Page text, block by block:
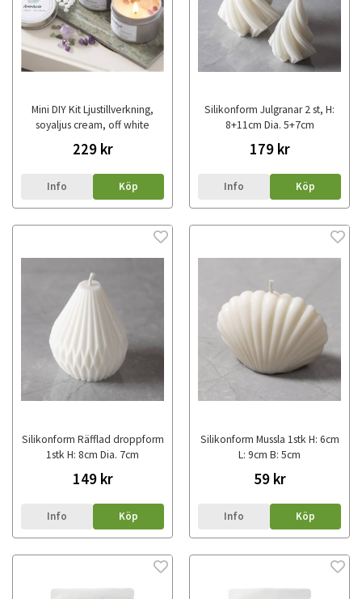
Mini DIY Kit Ljustillverkning,
soyaljus cream, off white
229 kr
Info Köp
Silikonform Julgranar 2 st, H:
8+11cm Dia. 5+7cm
179 kr
Info Köp
Silikonform Räfflad droppform
1stk H: 8cm Dia. 7cm
149 kr
Info Köp
Silikonform Mussla 1stk H: 6cm
L: 9cm B: 5cm
59 kr
Info Köp